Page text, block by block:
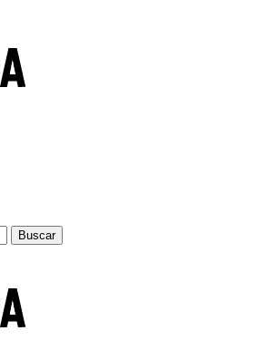
Buscar